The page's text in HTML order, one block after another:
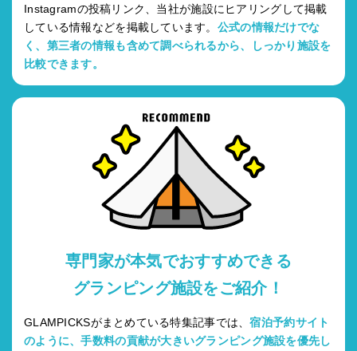
Instagramの投稿リンク、当社が施設にヒアリングして掲載
している情報などを掲載しています。 公式の情報だけでな
く、第三者の情報も含めて調べられるから、しっかり施設を
比較できます。
専門家が本気でおすすめできる
グランピング施設をご紹介！
GLAMPICKSがまとめている特集記事では、宿泊予約サイト
のように、手数料の貢献が大きいグランピング施設を優先し